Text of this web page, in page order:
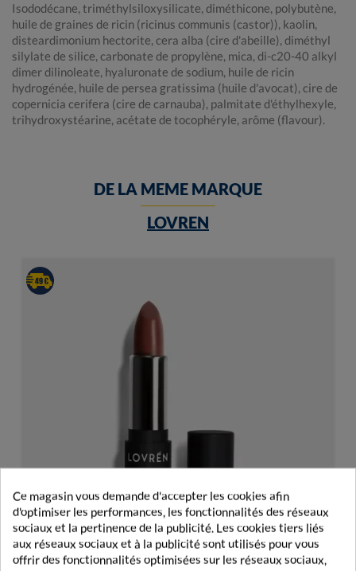
Isododécane, triméthylsiloxysilicate, diméthicone, polybutène,
huile de graines de ricin (ricinus communis (castor)), kaolin,
disteardimonium hectorite, cera alba (cire d'abeille), diméthyl
silylate de silice, carbonate de propylène, mica, di-c20-40 alkyl
dimer dilinoleate, hyaluronate de sodium, huile de ricin
hydrogénée, huile de persea gratissima (huile d'avocat), cire de
copernicia cerifera (cire de carnauba), palmitate d'éthylhexyle,
trihydroxystéarine, acétate de tocophéryle, arôme (flavour).
DE LA MEME MARQUE
LOVREN
Ce magasin vous demande d'accepter les cookies afin
d'optimiser les performances, les fonctionnalités des réseaux
sociaux et la pertinence de la publicité. Les cookies tiers liés
aux réseaux sociaux et à la publicité sont utilisés pour vous
offrir des fonctionnalités optimisées sur les réseaux sociaux,